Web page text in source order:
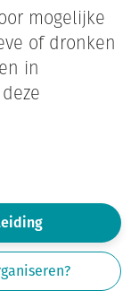
mogelijke
of dronken
in